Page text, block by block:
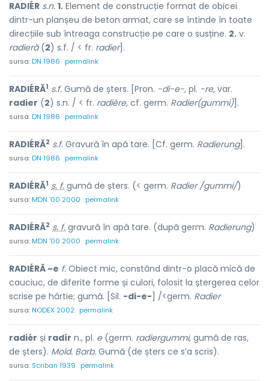
RADIÉR s.n. 1. Element de construcție format de obicei
dintr-un planșeu de beton armat, care se întinde în toate
direcțiile sub întreaga construcție pe care o susține. 2. v.
radieră(2) s.f. / < fr. radier].
sursa:DN 1986 permalink
RADIÉRĂ1 s.f. Gumă de șters. [Pron. -di-e-, pl. -re, var.
radier (2) s.n. / < fr. radière, cf. germ. Radier(gummi)].
sursa:DN 1986 permalink
RADIÉRĂ2 s.f. Gravură în apă tare. [Cf. germ. Radierung].
sursa:DN 1986 permalink
RADIÉRĂ1 s. f. gumă de șters. (< germ. Radier /gummi/)
sursa:MDN '00 2000 permalink
RADIÉRĂ2 s. f. gravură în apă tare. (după germ. Radierung)
sursa:MDN '00 2000 permalink
RADIÉRĂ ~e f. Obiect mic, constând dintr-o placă mică de
cauciuc, de diferite forme și culori, folosit la ștergerea celor
scrise pe hârtie; gumă. [Sil. -di-e- ] /<germ. Radier
sursa:NODEX 2002 permalink
radiér și radír n., pl. e(germ. radiergummi, gumă de ras,
de șters). Mold. Barb. Gumă (de șters ce s’a scris).
sursa: Scriban 1939 permalink